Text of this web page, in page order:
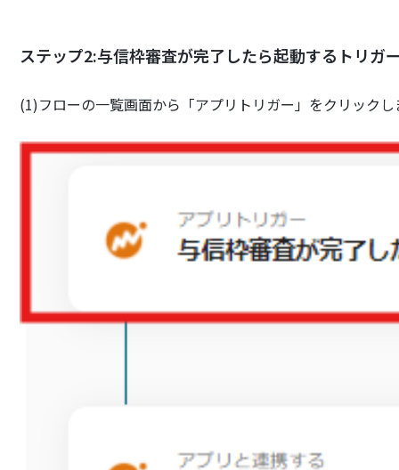
ステップ2:与信枠審査が完了したら起動するトリガ
(1)フローの一覧画面から「アプリトリガー」をクリックし